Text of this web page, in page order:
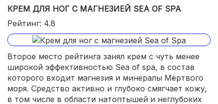
КРЕМ ДЛЯ НОГ С МАГНЕЗИЕЙ SEA OF SPA
Рейтинг: 4.8
Второе место рейтинга занял крем с чуть менее
широкой эффективностью Sea of spa, в состав
которого входит магнезия и минералы Мёртвого
моря. Средство активно и глубоко смягчает кожу,
в том числе в области натоптышей и неглубоких